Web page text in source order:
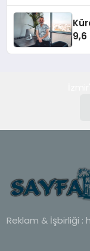
Reklam & İşbirliği :